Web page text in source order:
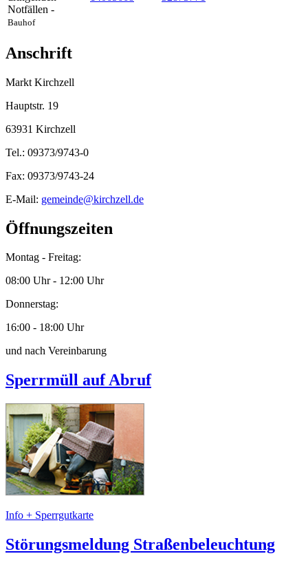
Notfällen -
Bauhof
Anschrift
Markt Kirchzell
Hauptstr. 19
63931 Kirchzell
Tel.: 09373/9743-0
Fax: 09373/9743-24
E-Mail: gemeinde@kirchzell.de
Öffnungszeiten
Montag - Freitag:
08:00 Uhr - 12:00 Uhr
Donnerstag:
16:00 - 18:00 Uhr
und nach Vereinbarung
Sperrmüll auf Abruf
Info + Sperrgutkarte
Störungsmeldung Straßenbeleuchtung